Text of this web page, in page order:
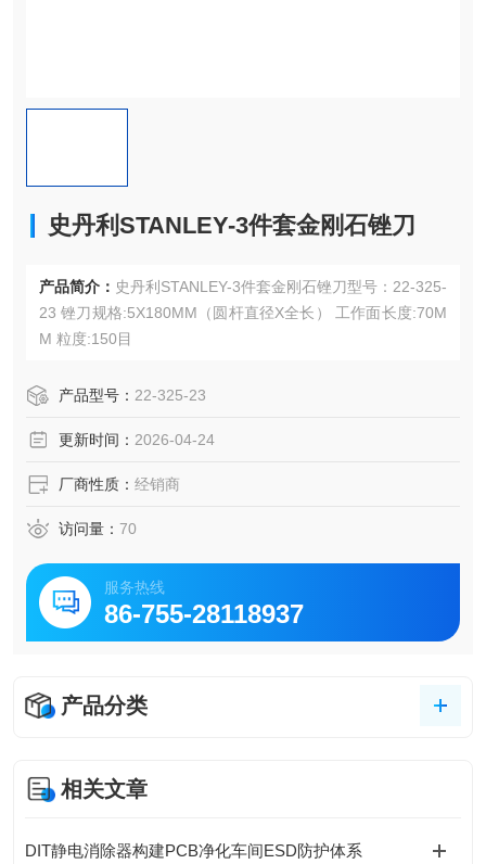
史丹利STANLEY-3件套金刚石锉刀
产品简介： 史丹利STANLEY-3件套金刚石锉刀型号：22-325-
23 锉刀规格:5X180MM（圆杆直径X全长） 工作面长度:70M
M 粒度:150目
产品型号： 22-325-23
更新时间： 2026-04-24
厂商性质： 经销商
访问量： 70
服务热线
86-755-28118937
产品分类
相关文章
DIT静电消除器构建PCB净化车间ESD防护体系